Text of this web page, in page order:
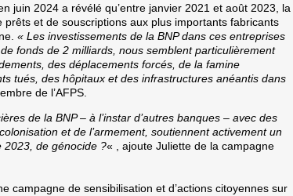
juin 2024 a révélé qu’entre janvier 2021 et août 2023, la
et de souscriptions aux plus importants fabricants
« Les investissements de la BNP dans ces entreprises
fonds de 2 milliards, nous semblent particulièrement
des déplacements forcés, de la famine
tués, des hôpitaux et des infrastructures anéantis dans
de l’AFPS
de la BNP – à l’instar d’autres banques – avec des
et de l’armement, soutiennent activement un
2023, de génocide ?« , ajouteJuliette de la campagne
campagne de sensibilisation et d’actions citoyennes sur